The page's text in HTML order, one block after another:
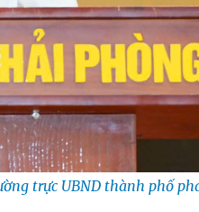
trực UBND thành phố